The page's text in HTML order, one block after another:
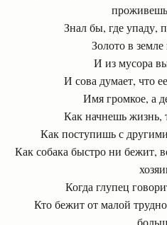
проживешь
Знал бы, где упаду,
Золото в
И из мусора
И сова думает, что
Имя громкое, а
Как начнешь жизнь,
Как поступишь с
Как собака быстро ни бежит,
Когда глупец
Кто бежит от малой